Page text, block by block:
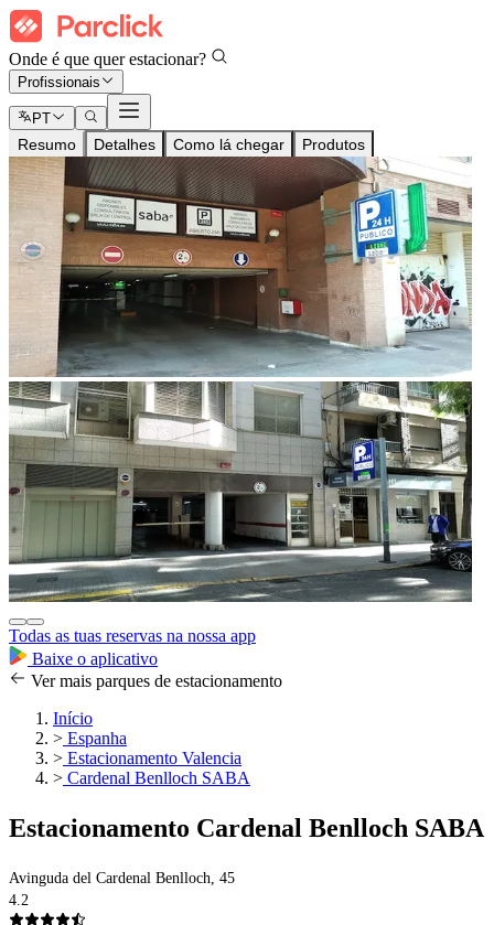
Onde é que quer estacionar?
Profissionais
PT
Resumo Detalhes Como lá chegar Produtos
Todas as tuas reservas na nossa app
Baixe o aplicativo
Ver mais parques de estacionamento
Início
> Espanha
> Estacionamento Valencia
> Cardenal Benlloch SABA
Estacionamento Cardenal Benlloch SABA
Avinguda del Cardenal Benlloch, 45
4.2